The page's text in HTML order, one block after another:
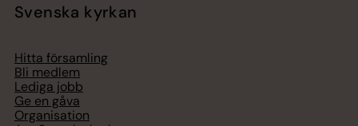
Svenska kyrkan
Hitta församling
Bli medlem
Lediga jobb
Ge en gåva
Organisation